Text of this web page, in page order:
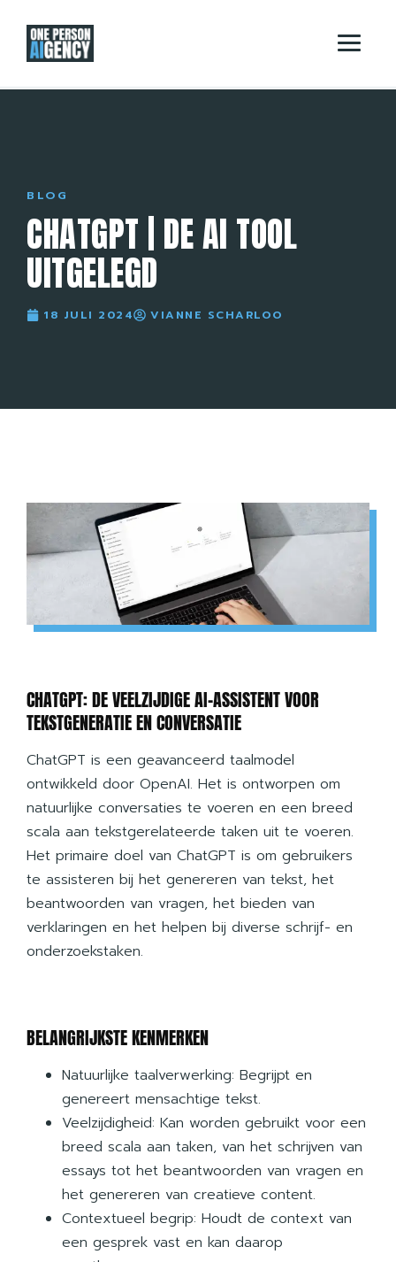
BLOG
CHATGPT | DE AI TOOL
UITGELEGD
18 JULI 2024 VIANNE SCHARLOO
CHATGPT: DE VEELZIJDIGE AI-ASSISTENT VOOR
TEKSTGENERATIE EN CONVERSATIE
ChatGPT is een geavanceerd taalmodel
ontwikkeld door OpenAI. Het is ontworpen om
natuurlijke conversaties te voeren en een breed
scala aan tekstgerelateerde taken uit te voeren.
Het primaire doel van ChatGPT is om gebruikers
te assisteren bij het genereren van tekst, het
beantwoorden van vragen, het bieden van
verklaringen en het helpen bij diverse schrijf- en
onderzoekstaken.
BELANGRIJKSTE KENMERKEN
Natuurlijke taalverwerking: Begrijpt en
genereert mensachtige tekst.
Veelzijdigheid: Kan worden gebruikt voor een
breed scala aan taken, van het schrijven van
essays tot het beantwoorden van vragen en
het genereren van creatieve content.
Contextueel begrip: Houdt de context van
een gesprek vast en kan daarop